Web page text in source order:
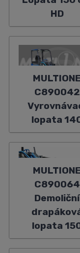
HD
MULTIONE
C890042
lopata
MULTIONE
C890064
Demoliční
lopata